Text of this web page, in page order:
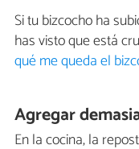
Si tu bizcocho ha
has visto que está
qué me queda el
Agregar
En la cocina, la